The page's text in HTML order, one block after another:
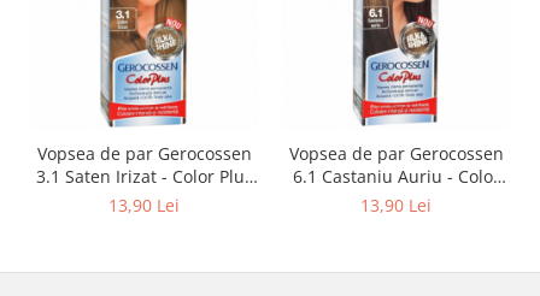
Vopsea de par Gerocossen
3.1 Saten Irizat - Color Plus
50g + Pliculet cu masca
ml
13,90 Lei
Vopsea de par Gerocossen
6.1 Castaniu Auriu - Color
Plus 50g + Pliculet cu masca
ml
13,90 Lei